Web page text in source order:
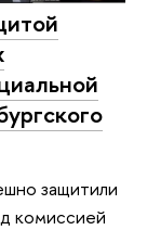
защитили
комиссией